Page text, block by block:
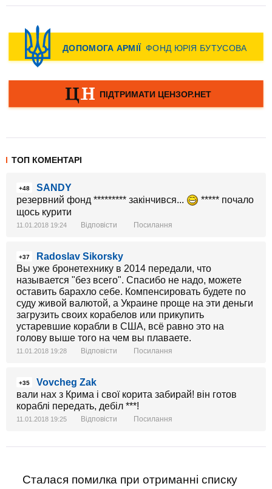
ТОП КОМЕНТАРІ
+48
SANDY
резервний фонд ********* закінчився...
***** почало
щось курити
11.01.2018 19:24 Відповісти Посилання
+37
Radoslav Sikorsky
Вы уже бронетехнику в 2014 передали, что
называется "без всего". Спасибо не надо, можете
оставить барахло себе. Компенсировать будете по
суду живой валютой, а Украине проще на эти деньги
загрузить своих корабелов или прикупить
устаревшие корабли в США, всё равно это на
голову выше того на чем вы плаваете.
11.01.2018 19:28 Відповісти Посилання
+35
Vovcheg Zak
вали нах з Крима і свої корита забирай! він готов
кораблі передать, дебіл ***!
11.01.2018 19:25 Відповісти Посилання
Сталася помилка при отриманні списку